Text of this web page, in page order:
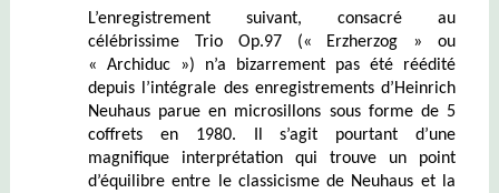
L’enregistrement suivant, consacré au
célébrissime Trio Op.97 (« Erzherzog » ou
« Archiduc ») n’a bizarrement pas été réédité
depuis l’intégrale des enregistrements d’Heinrich
Neuhaus parue en microsillons sous forme de 5
coffrets en 1980. Il s’agit pourtant d’une
magnifique interprétation qui trouve un point
d’équilibre entre le classicisme de Neuhaus et la